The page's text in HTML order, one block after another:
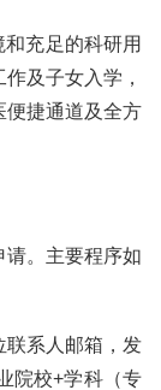
充足的科研用
及子女入学，
便捷通道及全方
请。主要程序如
联系人邮箱，发
院校+学科（专